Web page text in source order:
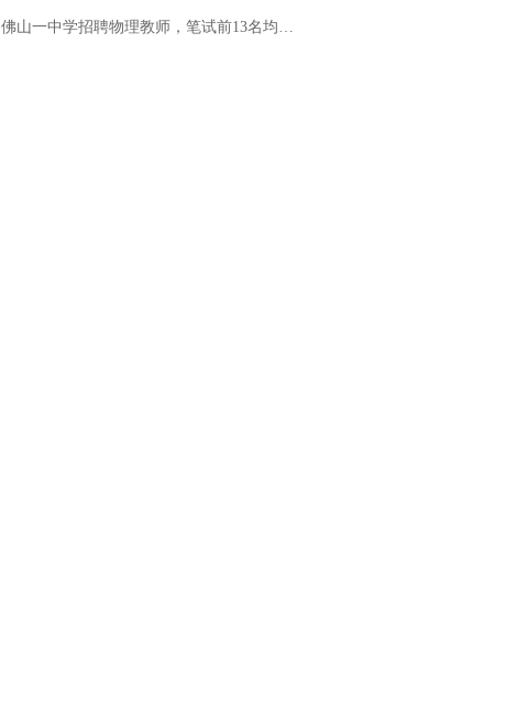
佛山一中学招聘物理教师，笔试前13名均遭淘汰？教育局：已叫停招聘，成立调查组全面核查